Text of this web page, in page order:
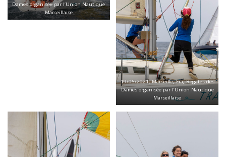
Dames organisée par l’Union Nautique
Marseillaise
19/06/2021, Marseille, Fra, Régates des
Dames organisée par l’Union Nautique
Marseillaise